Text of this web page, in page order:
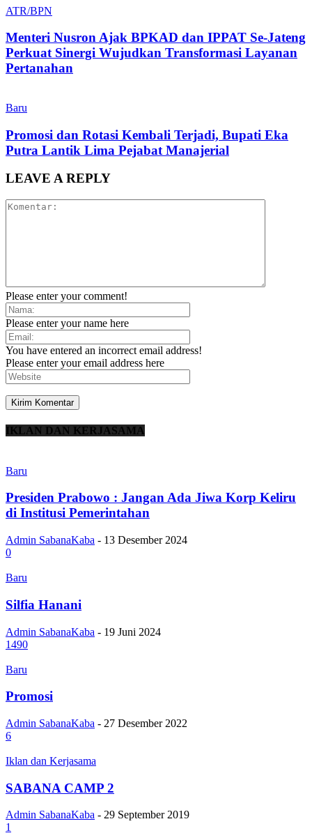
ATR/BPN
Menteri Nusron Ajak BPKAD dan IPPAT Se-Jateng
Perkuat Sinergi Wujudkan Transformasi Layanan
Pertanahan
Baru
Promosi dan Rotasi Kembali Terjadi, Bupati Eka
Putra Lantik Lima Pejabat Manajerial
LEAVE A REPLY
Please enter your comment!
Please enter your name here
You have entered an incorrect email address!
Please enter your email address here
IKLAN DAN KERJASAMA
Baru
Presiden Prabowo : Jangan Ada Jiwa Korp Keliru
di Institusi Pemerintahan
Admin SabanaKaba - 13 Desember 2024
0
Baru
Silfia Hanani
Admin SabanaKaba - 19 Juni 2024
1490
Baru
Promosi
Admin SabanaKaba - 27 Desember 2022
6
Iklan dan Kerjasama
SABANA CAMP 2
Admin SabanaKaba - 29 September 2019
1